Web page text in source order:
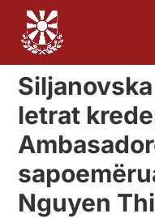
letrat
Nguyen